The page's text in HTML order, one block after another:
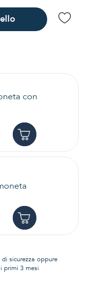
con
sicurezza oppure
primi 3 mesi